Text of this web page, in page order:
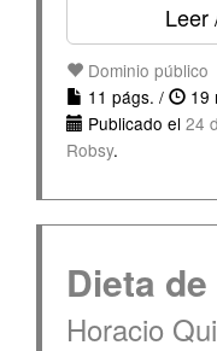
Leer
Dominio público
11 págs. /
19
Publicado el 24
Robsy.
Dieta
Horacio